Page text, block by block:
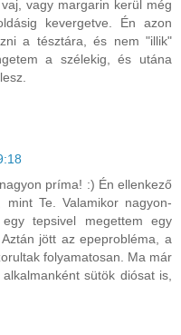
vagy margarin kerül még
kevergetve. Én azon
a tésztára, és nem "illik"
a szélekig, és utána
príma! :) Én ellenkező
Te. Valamikor nagyon-
tepsivel megettem egy
jött az epeprobléma, a
folyamatosan. Ma már
sütök diósat is,